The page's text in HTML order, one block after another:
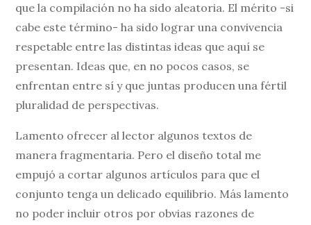
que la compilación no ha sido aleatoria. El mérito -si
cabe este término- ha sido lograr una convivencia
respetable entre las distintas ideas que aquí se
presentan. Ideas que, en no pocos casos, se
enfrentan entre sí y que juntas producen una fértil
pluralidad de perspectivas.
Lamento ofrecer al lector algunos textos de
manera fragmentaria. Pero el diseño total me
empujó a cortar algunos artículos para que el
conjunto tenga un delicado equilibrio. Más lamento
no poder incluir otros por obvias razones de